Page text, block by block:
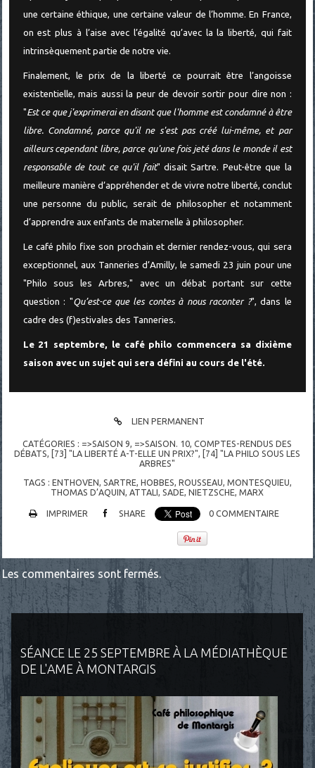
SÉANCE LE 25 SEPTEMBRE À LA MÉDIATHÈQUE
DE L'AME À MONTARGIS
une certaine éthique, une certaine valeur de l’homme. En France,
on est plus à l’aise avec l’égalité qu’avec la la liberté, qui fait
intrinsèquement partie de notre vie.
Finalement, le prix de la liberté ce pourrait être l’angoisse
existentielle, mais aussi la peur de devoir sortir pour dire non :
"Est ce que j'exprimerai en disant que l'homme est condamné à être
libre. Condamné, parce qu'il ne s'est pas créé lui-même, et par
ailleurs cependant libre, parce qu'une fois jeté dans le monde il est
responsable de tout ce qu'il fait" disait Sartre. Peut-être que la
meilleure manière d’appréhender et de vivre notre liberté, conclut
une personne du public, serait de philosopher et notamment
d’apprendre aux enfants de maternelle à philosopher.
Le café philo fixe son prochain et dernier rendez-vous, qui sera
exceptionnel, aux Tanneries d’Amilly, le samedi 23 juin pour une
"Philo sous les Arbres," avec un débat portant sur cette
question : "Qu’est-ce que les contes à nous raconter ?", dans le
cadre des (f)estivales des Tanneries.
Le 21 septembre, le café philo commencera sa dixième
saison avec un sujet qui sera défini au cours de l'été.
LIEN PERMANENT
CATÉGORIES : =>SAISON 9, =>SAISON. 10,COMPTES-RENDUS DES
DÉBATS, [73] "LA LIBERTÉ A-T-ELLE UN PRIX?",
[74] "LA PHILO SOUS LES
ARBRES"
TAGS : ENTHOVEN SARTRE HOBBES ROUSSEAU MONTESQUIEU
THOMAS D’AQUIN ATTALI ,SADE ,NIETZSCHE ,MARX
IMPRIMER SHARE 0 COMMENTAIRE
Les commentaires sont fermés.